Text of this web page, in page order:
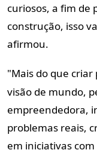
curiosos, a fim de
construção, isso
afirmou.
"Mais do que criar
visão de mundo,
empreendedora,
problemas reais,
em iniciativas